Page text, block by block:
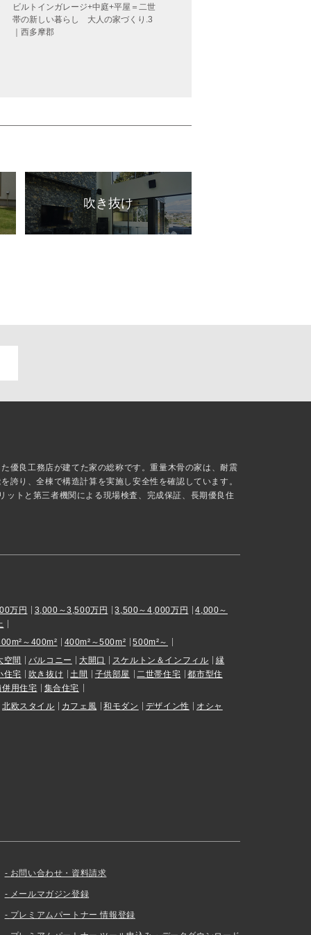
ビルトインガレージ+中庭+平屋＝二世
帯の新しい暮らし 大人の家づくり.3
｜西多摩郡
吹き抜け
優良工務店が建てた家の総称です。重量木骨の家は、耐震
誇り、全棟で構造計算を実施し安全性を確認しています。
トと第三者機関による現場検査、完成保証、長期優良住
万円 3,000～3,500万円 3,500～4,000万円
4,000～
～400m²
400m²～500m²
500m²～
空間
バルコニー 大開口 スケルトン＆インフィル
縁
住宅
吹き抜け 土間 子供部屋 二世帯住宅
都市型住
併用住宅
集合住宅
北欧スタイル
カフェ風 和モダン デザイン性 オシャ
お問い合わせ・資料請求
メールマガジン登録
プレミアムパートナー 情報登録